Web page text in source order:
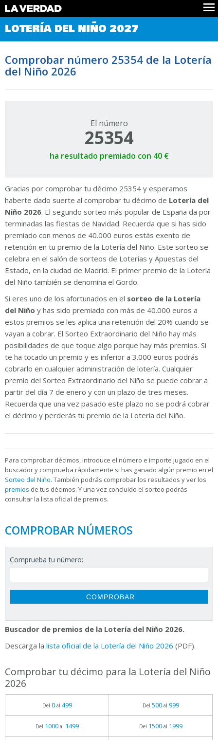
Comprobar Loteria del Niño
Premios
Noticias
Datos
Historia
LOTERÍA DEL NIÑO 2027
Comprobar número 25354 de la Lotería
del Niño 2026
El número
25354
ha resultado premiado con 40 €
Gracias por comprobar tu décimo 25354 y esperamos
haberte dado suerte al comprobar tu décimo de Lotería del
Niño 2026. El segundo sorteo más popular de España da por
terminadas las fiestas de Navidad. Recuerda que si has sido
premiado con menos de 40.000 euros estás exento de
retención en tu premio de la Lotería del Niño. Este sorteo se
celebra en el salón de sorteos de Loterías y Apuestas del
Estado, en la ciudad de Madrid. El primer premio de la Lotería
del Niño también se denomina el Gordo.
Si eres uno de los afortunados en el sorteo de la Lotería
del Niño y has sido premiado con más de 40.000 euros a
estos premios se les aplica una retención del 20% cuando se
vayan a cobrar. El Sorteo Extraordinario del Niño hay más
posibilidades de que toque algo porque hay más premios. Si
te ha tocado un premio y es inferior a 3.000 euros podrás
cobrarlo en cualquier administración de lotería. Cualquier
premio del Sorteo Extraordinario del Niño se puede cobrar a
partir del día 7 de enero y con un plazo de tres meses.
Recuerda que una vez pasado este plazo no se podrá cobrar
el décimo y perderás tu premio de la Lotería del Niño.
Para comprobar décimos, introduce el número e importe jugado en el
buscador y comprueba rápidamente si has ganado algún premio en el
Sorteo del Niño. También podrás comprobar los resultados y ver los
premios de tus décimos. Y una vez concluido el sorteo podrás
consultar la lista oficial de premios.
COMPROBAR NÚMEROS
Comprueba tu número:
Buscador de premios de la Lotería del Niño 2026.
Descarga la lista oficial de la Lotería del Niño 2026 (PDF).
Comprobar tu décimo para la Lotería del Niño
2026
Del 0al 499 Del 500al 999
Del 1000al 1499 Del 1500al 1999